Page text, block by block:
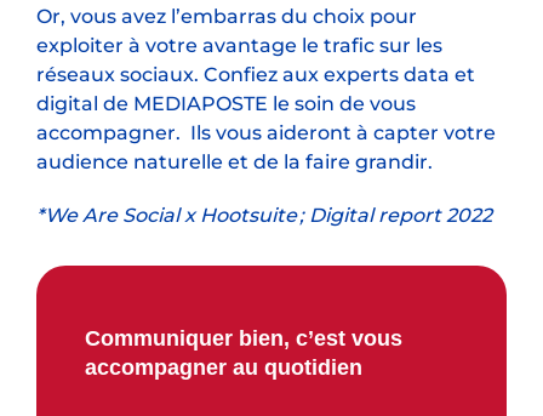
Or, vous avez l’embarras du choix pour
exploiter à votre avantage le trafic sur les
réseaux sociaux. Confiez aux experts data et
digital de MEDIAPOSTE le soin de vous
accompagner. Ils vous aideront à capter votre
audience naturelle et de la faire grandir.
*We Are Social x Hootsuite ; Digital report 2022
Communiquer bien, c’est vous
accompagner au quotidien